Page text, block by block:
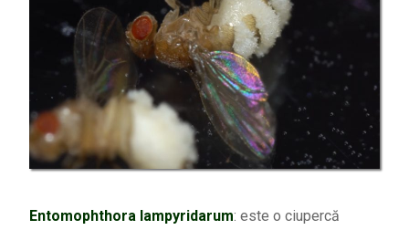
Entomophthora lampyridarum: este o ciupercă